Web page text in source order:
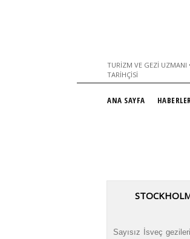
TURIZM VE GEZI UZMANI
TARIHÇISI
ANA SAYFA
Sayısız İsveç